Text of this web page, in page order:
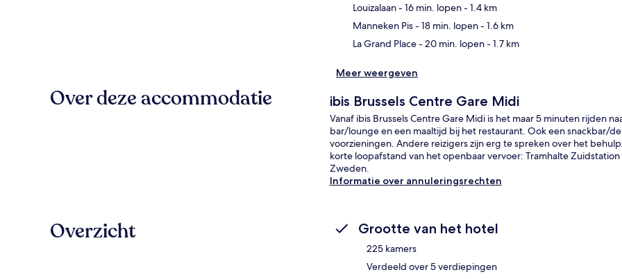
Louizalaan- 16 min. lopen- 1.4 km
Manneken Pis- 18 min. lopen- 1.6 km
La Grand Place- 20 min. lopen- 1.7 km
Meer weergeven
Over deze accommodatie ibis Brussels Centre Gare Midi
Vanaf ibis Brussels Centre Gare Midi is het maar 5 minuten rijden
bar/lounge en een maaltijd bij het restaurant. Ook een snackbar/
voorzieningen. Andere reizigers zijn erg te spreken over het
korte loopafstand van het openbaar vervoer: Tramhalte
Zweden.
Informatie over annuleringsrechten
Overzicht Grootte van het hotel
225 kamers
Verdeeld over 5 verdiepingen